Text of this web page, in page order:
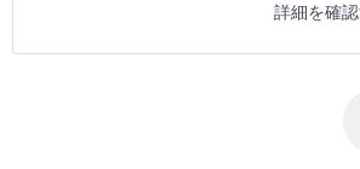
詳細を確